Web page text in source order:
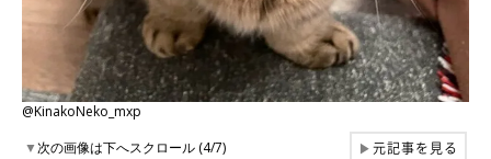
@KinakoNeko_mxp
▼次の画像は下へスクロール (4/7) ▶元記事を見る